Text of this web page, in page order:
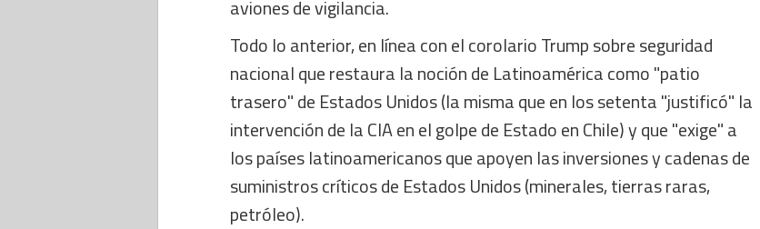
aviones de vigilancia.
Todo lo anterior, en línea con el corolario Trump sobre seguridad
nacional que restaura la noción de Latinoamérica como "patio
trasero" de Estados Unidos (la misma que en los setenta "justificó" la
intervención de la CIA en el golpe de Estado en Chile) y que "exige" a
los países latinoamericanos que apoyen las inversiones y cadenas de
suministros críticos de Estados Unidos (minerales, tierras raras,
petróleo).